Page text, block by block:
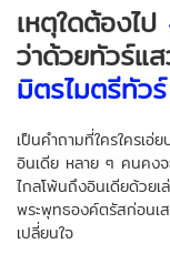
เหตุใดต้องไป
ว่าด้วยทัวร์แ
มิตรไมตรีทัวร์
เป็นคำถามที่ใครใครเ
อินเดีย หลาย ๆ คนคงจ
ไกลโพ้นถึงอินเดียด้วย
พระพุทธองค์ตรัสก่อนเ
เปลี่ยนใจ